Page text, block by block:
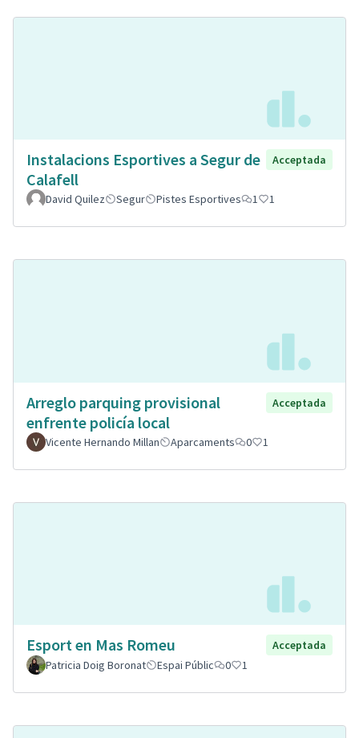
Instalacions Esportives a Segur de
Calafell
Acceptada
David Quilez Segur Pistes Esportives 1 1
Arreglo parquing provisional
enfrente policía local
Acceptada
Vicente Hernando Millan Aparcaments 0 1
Esport en Mas Romeu
Acceptada
Patricia Doig Boronat
Espai Públic 0 1